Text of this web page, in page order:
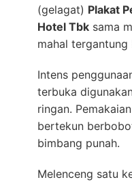
(gelagat) Plakat
Hotel Tbk sama
mahal tergantung
Intens
terbuka
ringan.
bertekun
bimbang punah.
Melenceng satu